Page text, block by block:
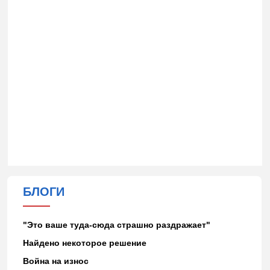
БЛОГИ
"Это ваше туда-сюда страшно раздражает"
Найдено некоторое решение
Война на износ